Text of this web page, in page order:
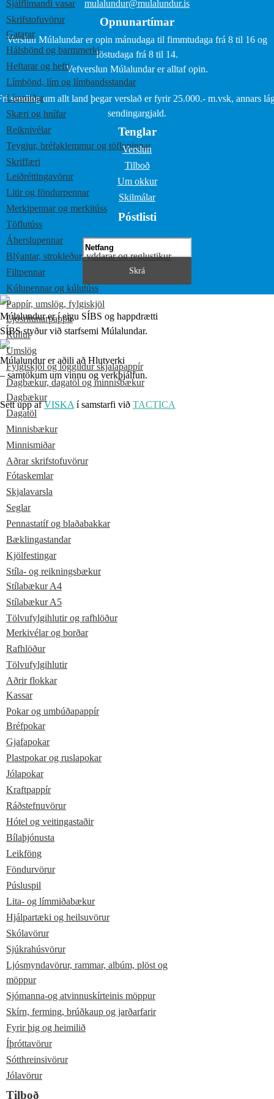
Sjálflímandi vasar
Skrifstofuvörur
Gatarar
Hálsbönd og barmmerki
Heftarar og hefti
Límbönd, lím og límbandsstandar
Límmiðar
Skæri og hnífar
Reiknivélar
Teygjur, bréfaklemmur og töflupinnar
Skriffæri
Leiðréttingavörur
Litir og föndurpennar
Merkipennar og merkitúss
Töflutúss
Áherslupennar
Blýantar, strokleður, yddarar og reglustikur
Filtpennar
Kúlupennar og kúlutúss
Pappír, umslög, fylgiskjöl
Ljósritunarpappír
Rúllur
Umslög
Fylgiskjöl og löggildur skjalapappír
Dagbækur, dagatöl og minnisbækur
Dagbækur
Dagatöl
Minnisbækur
Minnismiðar
Aðrar skrifstofuvörur
Fótaskemlar
Skjalavarsla
Seglar
Pennastatíf og blaðabakkar
Bæklingastandar
Kjölfestingar
Stíla- og reikningsbækur
Stílabækur A4
Stílabækur A5
Tölvufylgihlutir og rafhlöður
Merkivélar og borðar
Rafhlöður
Tölvufylgihlutir
Aðrir flokkar
Kassar
Pokar og umbúðapappír
Bréfpokar
Gjafapokar
Plastpokar og ruslapokar
Jólapokar
Kraftpappír
Ráðstefnuvörur
Hótel og veitingastaðir
Bílaþjónusta
Leikföng
Föndurvörur
Púsluspil
Lita- og límmiðabækur
Hjálpartæki og heilsuvörur
Skólavörur
Sjúkrahúsvörur
Ljósmyndavörur, rammar, albúm, plöst og
möppur
Sjómanna-og atvinnuskírteinis möppur
Skírn, ferming, brúðkaup og jarðarfarir
Fyrir þig og heimilið
Íþróttavörur
Sótthreinsivörur
Jólavörur
Tilboð
mulalundur@mulalundur.is
Opnunartímar
Verslun Múlalundar er opin mánudaga til fimmtudaga frá 8 til 16 og
föstudaga frá 8 til 14.
Vefverslun Múlalundar er alltaf opin.
sending um allt land þegar verslað er fyrir 25.000.- m.vsk, annars
sendingargjald.
Tenglar
Verslun
Tilboð
Um okkur
Skilmálar
Póstlisti
Múlalundur er í eigu SÍBS og happdrætti
SÍBS styður við starfsemi Múlalundar.
Múlalundur er aðili að Hlutverki
– samtökum um vinnu og verkþjálfun.
Sett upp afVISKA í samstarfi við TACTICA